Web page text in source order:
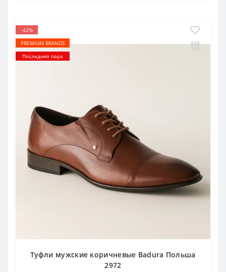
-42%
PREMIUM BRANDS
Последняя пара
Туфли мужские коричневые Badura Польша
2972